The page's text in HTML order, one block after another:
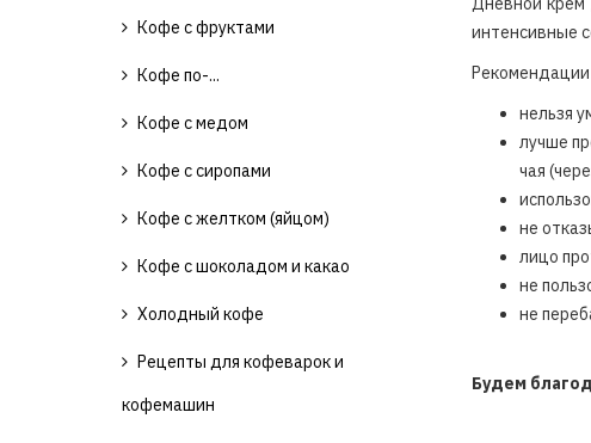
Кофе с фруктами
Кофе по-...
Кофе с медом
Кофе с сиропами
Кофе с желтком (яйцом)
Кофе с шоколадом и какао
Холодный кофе
Рецепты для кофеварок и
кофемашин
интенсивные
нельзя
лучше
чая
не
лицо
не
не
Будем